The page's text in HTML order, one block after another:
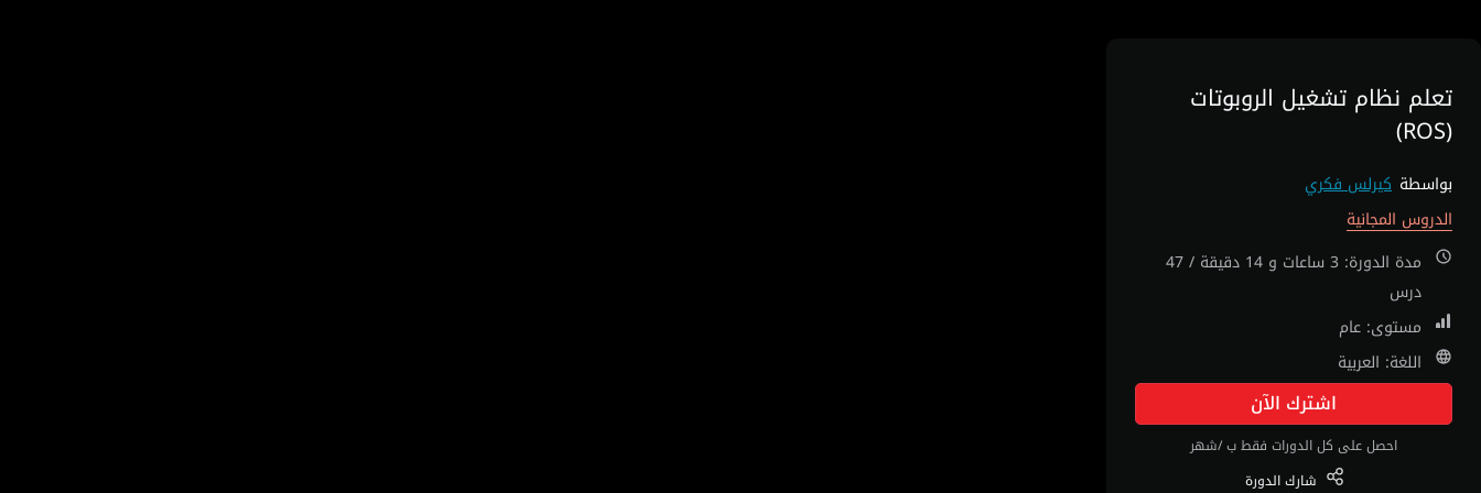
تعلم نظام تشغيل الروبوتات
(ROS)
بواسطة كيرلس فكري
الدروس المجانية
مدة الدورة: 3 ساعات و 14 دقيقة / 47
درس
مستوى: عام
اللغة: العربية
اشترك الآن
احصل على كل الدورات فقط ب /شهر
شاركالدورة